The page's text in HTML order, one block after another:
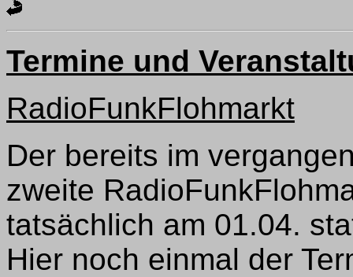
Termine und
RadioFunkFlohmarkt
Der bereits im
zweite
tatsächlich am 01.04.
Hier noch einmal der